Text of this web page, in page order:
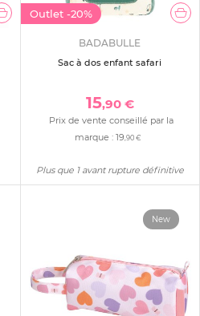
Outlet -20%
BADABULLE
Sac à dos enfant safari
15,90 €
Prix de vente conseillé par la
marque :19,90 €
Plus que 1 avant rupture définitive
New